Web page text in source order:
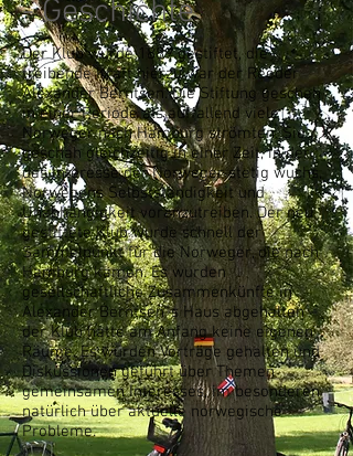
- Geschichte
Der Klub wurde 1889 gestiftet, die
treibende Kraft hierzu war der Reeder
Alexander Berntsen. Die Stiftung geschah
in einer Periode als auffallend viele
Norweger nach Hamburg strömten. Sie
geschah gleichzeitig in einer Zeit, in der
das Interesse der Norweger stetig wuchs,
Norwegens Selbstständigkeit und
Unabhängigkeit voranzutreiben. Der neu
gestiftete Klub wurde schnell der
Sammelpunkt für die Norweger, die nach
Hamburg kamen. Es wurden
gesellschaftliche Zusammenkünfte in
Alexander Berntsen´s Haus abgehalten –
der Klub hatte am Anfang keine eigenen
Räume. Es wurden Vorträge gehalten und
Diskussionen geführt über Themen
gemeinsamen Interesses, im besonderen
natürlich über aktuelle norwegische
Probleme.